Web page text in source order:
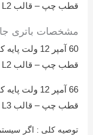
قطب چپ – قالب L2
مشخصات باتری
60 آمپر 12 ولت پایه کوتاه
قطب چپ – قالب L2
66 آمپر 12 ولت پایه کوتاه
قطب چپ – قالب L3
توصیه کلی : اگر